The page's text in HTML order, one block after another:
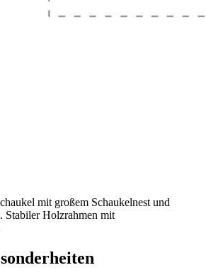
mit großem Schaukelnest und
Stabiler Holzrahmen mit